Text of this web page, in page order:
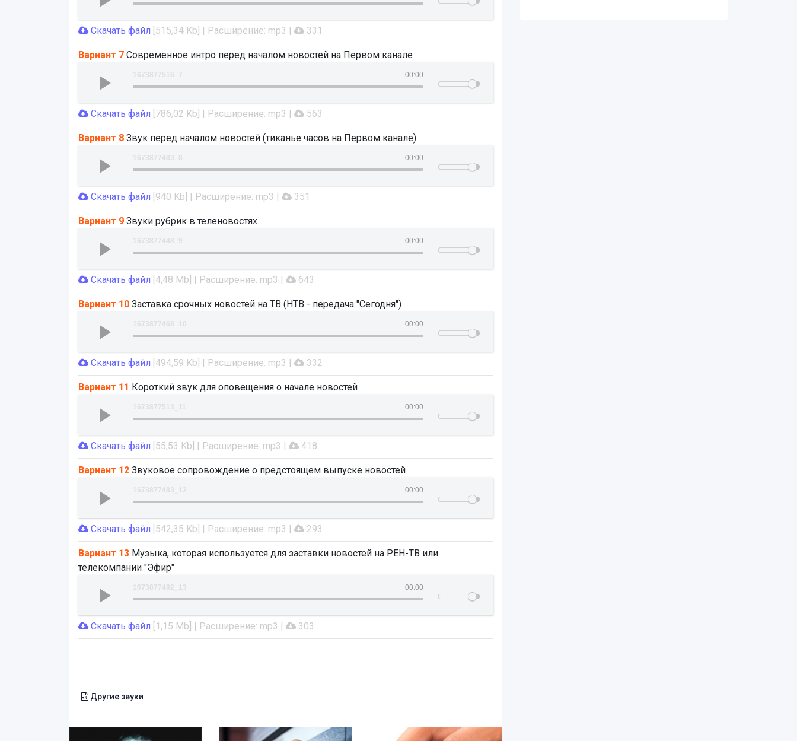
Скачать файл [515,34 Kb] | Расширение: mp3 | 331
Вариант 7 Современное интро перед началом новостей на Первом канале
00:00
1673877516_7
Скачать файл [786,02 Kb] | Расширение: mp3 | 563
Вариант 8 Звук перед началом новостей (тиканье часов на Первом канале)
00:00
1673877483_8
Скачать файл [940 Kb] | Расширение: mp3 | 351
Вариант 9 Звуки рубрик в теленовостях
00:00
1673877448_9
Скачать файл [4,48 Mb] | Расширение: mp3 | 643
Вариант 10 Заставка срочных новостей на ТВ (НТВ - передача "Сегодня")
00:00
1673877468_10
Скачать файл [494,59 Kb] | Расширение: mp3 | 332
Вариант 11 Короткий звук для оповещения о начале новостей
00:00
1673877513_11
Скачать файл [55,53 Kb] | Расширение: mp3 | 418
Вариант 12 Звуковое сопровождение о предстоящем выпуске новостей
00:00
1673877483_12
Скачать файл [542,35 Kb] | Расширение: mp3 | 293
Вариант 13 Музыка, которая используется для заставки новостей на РЕН-ТВ или
телекомпании "Эфир"
00:00
1673877482_13
Скачать файл [1,15 Mb] | Расширение: mp3 | 303
Другие звуки